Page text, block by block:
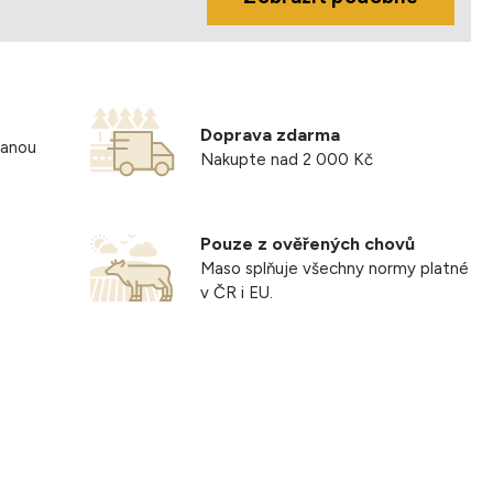
+0°C až +7°C maximálně 24 hodin.
3 dny, při -12°C 21 dní, při -18°C viz datum
Doprava zdarma
Nakupte nad 2 000 Kč
Pouze z ověřených chovů
Maso splňuje všechny normy platné
v ČR i EU.